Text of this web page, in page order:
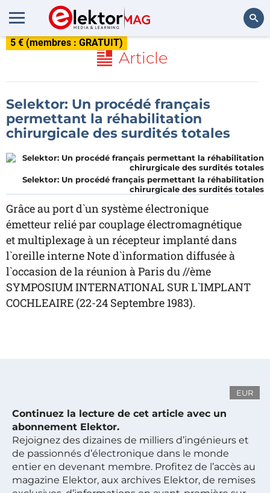
5 € (membres : GRATUIT)
Article
Selektor: Un procédé français
permettant la réhabilitation
chirurgicale des surdités totales
Selektor: Un procédé français permettant la réhabilitation
chirurgicale des surdités totales
Grâce au port d`un système électronique
émetteur relié par couplage électromagnétique
et multiplexage à un récepteur implanté dans
l`oreille interne Note d`information diffusée à
l`occasion de la réunion à Paris du //ème
SYMPOSIUM INTERNATIONAL SUR L`IMPLANT
COCHLEAIRE (22-24 Septembre 1983).
EUR
Continuez la lecture de cet article avec un
abonnement Elektor.
Rejoignez des dizaines de milliers d’ingénieurs et
de passionnés d’électronique dans le monde
entier en devenant membre. Profitez de l’accès au
magazine Elektor, aux archives Elektor, de remises